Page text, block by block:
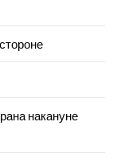
накануне